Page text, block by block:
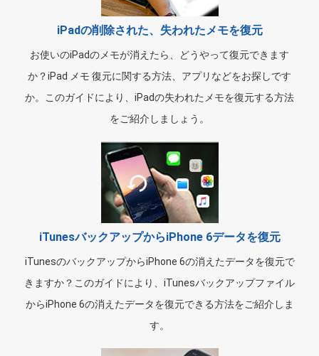
iPadの削除された、失われたメモを復元
お使いのiPadのメモが消えたら、どうやって復元できます
か？iPad メモ 復元に関する方法、アプリなどをお探しです
か。このガイドにより、iPadの失われたメモを復元する方法
をご紹介しましょう。
iTunesバックアップからiPhone 6データを復元
iTunesのバックアップからiPhone 6の消えたデータを復元で
きますか？このガイドにより、iTunesバックアップファイル
からiPhone 6の消えたデータを復元できる方法をご紹介しま
す。